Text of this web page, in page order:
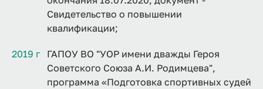
Свидетельство о повышении
квалификации;
2019 г
ГАПОУ ВО "УОР имени дважды Героя
Советского Союза А.И. Родимцева",
программа «Подготовка спортивных судей